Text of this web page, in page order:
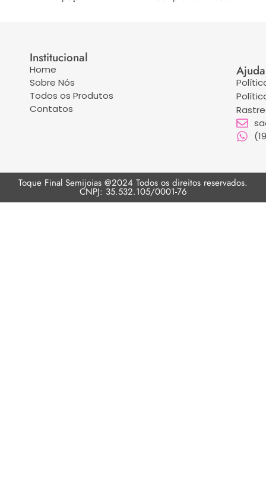
Institucional
Home
Sobre Nós
Todos os Produtos
Contatos
Ajuda
Toque Final Semijoias @2024 Todos os direitos reservados.
CNPJ: 35.532.105/0001-76